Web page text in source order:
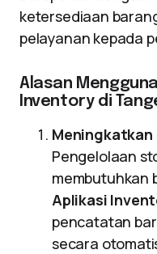
ketersediaan
pelayanan kepada
Alasan
Inventory di
Meningkatkan
Pengelolaan
membutuhkan
Aplikasi
pencatatan
secara